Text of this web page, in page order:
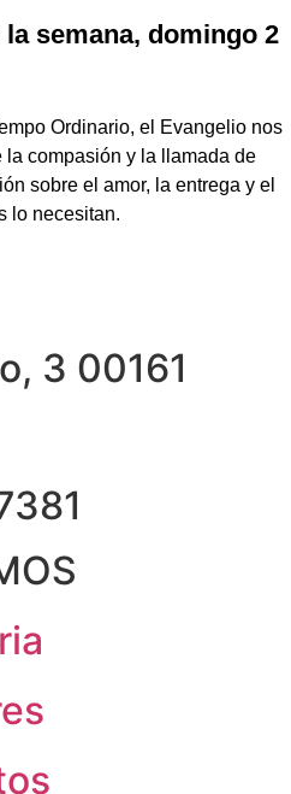
semana, domingo 2
Ordinario, el Evangelio nos
la compasión y la llamada de
sobre el amor, la entrega y el
lo necesitan.
3 00161